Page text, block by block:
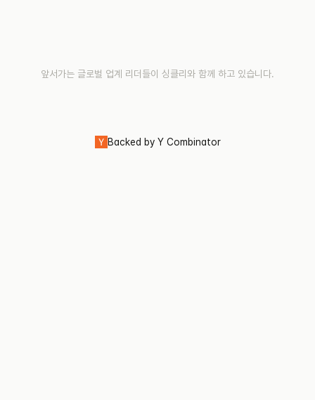
앞서가는 글로벌 업계 리더들이 싱클리와 함께 하고 있습니다.
Backed by Y Combinator